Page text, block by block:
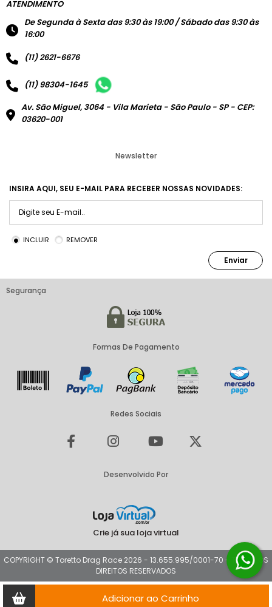
Adicionar ao Carrinho
ATENDIMENTO
De Segunda à Sexta das 9:30 às 19:00 / Sábado das 9:30 às
16:00
(11) 2621-6676
(11) 98304-1645
Av. São Miguel, 3064 - Vila Marieta - São Paulo - SP - CEP:
03620-001
Newsletter
INSIRA AQUI, SEU E-MAIL PARA RECEBER NOSSAS NOVIDADES:
INCLUIR REMOVER
Enviar
Segurança
Formas De Pagamento
Redes Sociais
Desenvolvido Por
Crie já sua loja virtual
COPYRIGHT © Toretto Drag Race 2026 - 13.655.995/0001-70 - TODOS OS
DIREITOS RESERVADOS